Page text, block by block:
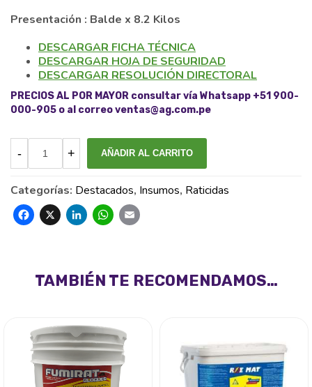
Presentación : Balde x 8.2 Kilos
DESCARGAR FICHA TÉCNICA
DESCARGAR HOJA DE SEGURIDAD
DESCARGAR RESOLUCIÓN DIRECTORAL
PRECIOS AL POR MAYOR consultar vía Whatsapp +51 900-
000-905 o al correo ventas@ag.com.pe
AÑADIR AL CARRITO
Categorías: Destacados, Insumos, Raticidas
Facebook
X LinkedIn
WhatsApp
TAMBIÉN TE RECOMENDAMOS…